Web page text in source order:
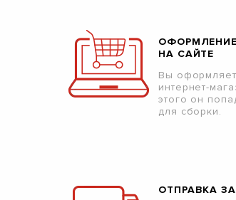
НА САЙТЕ
Вы
интернет-
этого он
для сборки.
ОТПРАВКА